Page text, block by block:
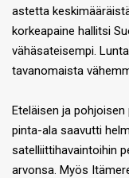
astetta
korkeapaine hallitsi
vähäsateisempi.
tavanomaista
Eteläisen ja
pinta-ala saavutti
satelliittihavaintoihin
arvonsa. Myös